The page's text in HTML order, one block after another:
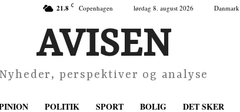
21.8 C Copenhagen lørdag 8. august 2026 Danmark
AVISEN
Nyheder, perspektiver og analyse
POLITIK SPORT BOLIG DET SKER